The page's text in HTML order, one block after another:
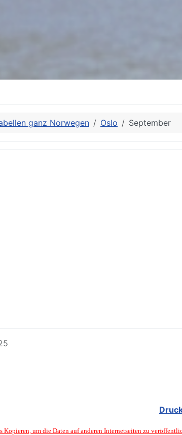
ganz Norwegen Oslo September
Kopieren, um die Daten auf anderen Internetseiten zu